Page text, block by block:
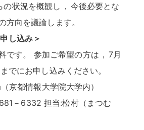
の状況を概観し ， 今後必要とな
方向を議論します。
し込み＞
です。 参加ご希望の方は ， 7月
でにお申し込みください。
京都情報大学院大学内）
－6332 担当:松村（まつむ